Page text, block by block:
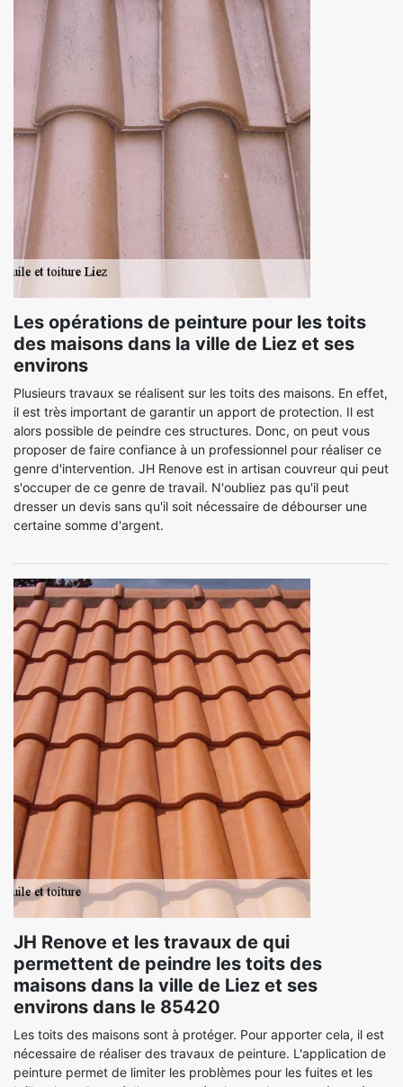
Les opérations de peinture pour les toits
des maisons dans la ville de Liez et ses
environs
Plusieurs travaux se réalisent sur les toits des maisons. En effet,
il est très important de garantir un apport de protection. Il est
alors possible de peindre ces structures. Donc, on peut vous
proposer de faire confiance à un professionnel pour réaliser ce
genre d'intervention. JH Renove est in artisan couvreur qui peut
s'occuper de ce genre de travail. N'oubliez pas qu'il peut
dresser un devis sans qu'il soit nécessaire de débourser une
certaine somme d'argent.
JH Renove et les travaux de qui
permettent de peindre les toits des
maisons dans la ville de Liez et ses
environs dans le 85420
Les toits des maisons sont à protéger. Pour apporter cela, il est
nécessaire de réaliser des travaux de peinture. L'application de
peinture permet de limiter les problèmes pour les fuites et les